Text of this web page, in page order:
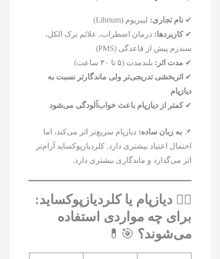
✔نام تجاری: لیبریوم (Librium)
✔کاربردها: درمان اضطراب، علائم ترک الکل،
سندرم پیش از قاعدگی (PMS)
✔ مدت اثر: بلندمدت (۵ تا ۳۰ ساعت)
✔ اثربخشی تدریجی‌تر ولی ماندگارتر نسبت به
دیازپام
✔کمتر از دیازپام باعث خواب‌آلودگی می‌شود
📌به زبان ساده: دیازپام سریع‌تر اثر می‌کند، اما
احتمال اعتیاد بیشتری دارد. کلردیازپوکساید آرام‌تر
اثر می‌گذارد و ماندگاری بیشتری دارد.
۲️⃣ دیازپام یا کلردیازپوکساید:
برای چه مواردی استفاده
می‌شوند؟ 🎯💊